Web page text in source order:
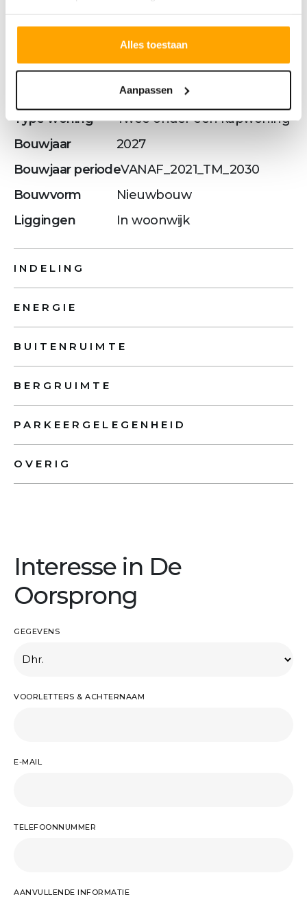
Alles toestaan
Aanpassen
Soort object
Woonhuis
Eengezinswoning
Type woning
Twee onder één kapwoning
Bouwjaar
2027
Bouwjaar periodeVANAF_2021_TM_2030
Bouwvorm
Nieuwbouw
Liggingen
In woonwijk
INDELING
ENERGIE
BUITENRUIMTE
BERGRUIMTE
PARKEERGELEGENHEID
OVERIG
Interesse in De
Oorsprong
GEGEVENS
VOORLETTERS & ACHTERNAAM
E-MAIL
TELEFOONNUMMER
AANVULLENDE INFORMATIE